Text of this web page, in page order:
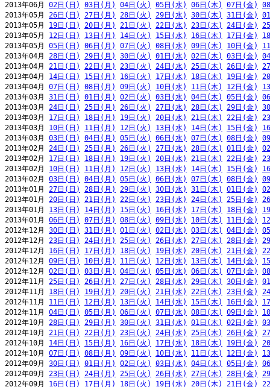
2013年06月 02日(日) 03日(月) 04日(火) 05日(水) 06日(木) 07日(金)
2013年05月 26日(日) 27日(月) 28日(火) 29日(水) 30日(木) 31日(金)
2013年05月 19日(日) 20日(月) 21日(火) 22日(水) 23日(木) 24日(金)
2013年05月 12日(日) 13日(月) 14日(火) 15日(水) 16日(木) 17日(金)
2013年05月 05日(日) 06日(月) 07日(火) 08日(水) 09日(木) 10日(金)
2013年04月 28日(日) 29日(月) 30日(火) 01日(水) 02日(木) 03日(金)
2013年04月 21日(日) 22日(月) 23日(火) 24日(水) 25日(木) 26日(金)
2013年04月 14日(日) 15日(月) 16日(火) 17日(水) 18日(木) 19日(金)
2013年04月 07日(日) 08日(月) 09日(火) 10日(水) 11日(木) 12日(金)
2013年03月 31日(日) 01日(月) 02日(火) 03日(水) 04日(木) 05日(金)
2013年03月 24日(日) 25日(月) 26日(火) 27日(水) 28日(木) 29日(金)
2013年03月 17日(日) 18日(月) 19日(火) 20日(水) 21日(木) 22日(金)
2013年03月 10日(日) 11日(月) 12日(火) 13日(水) 14日(木) 15日(金)
2013年03月 03日(日) 04日(月) 05日(火) 06日(水) 07日(木) 08日(金)
2013年02月 24日(日) 25日(月) 26日(火) 27日(水) 28日(木) 01日(金)
2013年02月 17日(日) 18日(月) 19日(火) 20日(水) 21日(木) 22日(金)
2013年02月 10日(日) 11日(月) 12日(火) 13日(水) 14日(木) 15日(金)
2013年02月 03日(日) 04日(月) 05日(火) 06日(水) 07日(木) 08日(金)
2013年01月 27日(日) 28日(月) 29日(火) 30日(水) 31日(木) 01日(金)
2013年01月 20日(日) 21日(月) 22日(火) 23日(水) 24日(木) 25日(金)
2013年01月 13日(日) 14日(月) 15日(火) 16日(水) 17日(木) 18日(金)
2013年01月 06日(日) 07日(月) 08日(火) 09日(水) 10日(木) 11日(金)
2012年12月 30日(日) 31日(月) 01日(火) 02日(水) 03日(木) 04日(金)
2012年12月 23日(日) 24日(月) 25日(火) 26日(水) 27日(木) 28日(金)
2012年12月 16日(日) 17日(月) 18日(火) 19日(水) 20日(木) 21日(金)
2012年12月 09日(日) 10日(月) 11日(火) 12日(水) 13日(木) 14日(金)
2012年12月 02日(日) 03日(月) 04日(火) 05日(水) 06日(木) 07日(金)
2012年11月 25日(日) 26日(月) 27日(火) 28日(水) 29日(木) 30日(金)
2012年11月 18日(日) 19日(月) 20日(火) 21日(水) 22日(木) 23日(金)
2012年11月 11日(日) 12日(月) 13日(火) 14日(水) 15日(木) 16日(金)
2012年11月 04日(日) 05日(月) 06日(火) 07日(水) 08日(木) 09日(金)
2012年10月 28日(日) 29日(月) 30日(火) 31日(水) 01日(木) 02日(金)
2012年10月 21日(日) 22日(月) 23日(火) 24日(水) 25日(木) 26日(金)
2012年10月 14日(日) 15日(月) 16日(火) 17日(水) 18日(木) 19日(金)
2012年10月 07日(日) 08日(月) 09日(火) 10日(水) 11日(木) 12日(金)
2012年09月 30日(日) 01日(月) 02日(火) 03日(水) 04日(木) 05日(金)
2012年09月 23日(日) 24日(月) 25日(火) 26日(水) 27日(木) 28日(金)
2012年09月 16日(日) 17日(月) 18日(火) 19日(水) 20日(木) 21日(金)